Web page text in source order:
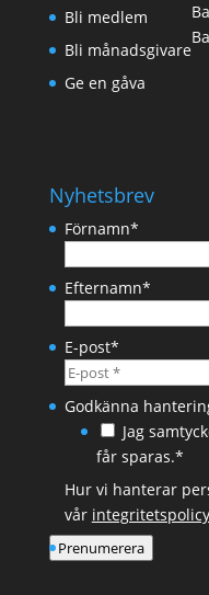
Bli medlem
Bli månadsgivare
Ge en gåva
Nyhetsbrev
Förnamn*
Efternamn*
E-post*
Godkänna
Jag
får sparas.*
Hur vi hanterar
vår
Prenumerera